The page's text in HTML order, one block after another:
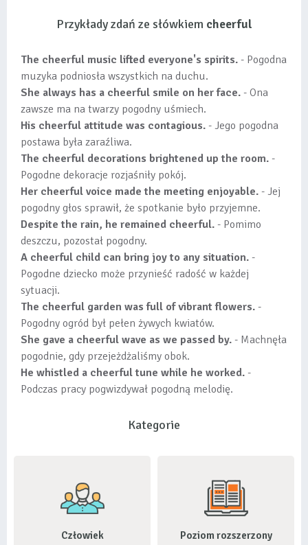
Przykłady zdań ze słówkiem cheerful
The cheerful music lifted everyone's spirits. - Pogodna
muzyka podniosła wszystkich na duchu.
She always has a cheerful smile on her face. - Ona
zawsze ma na twarzy pogodny uśmiech.
His cheerful attitude was contagious. - Jego pogodna
postawa była zaraźliwa.
The cheerful decorations brightened up the room. -
Pogodne dekoracje rozjaśniły pokój.
Her cheerful voice made the meeting enjoyable. - Jej
pogodny głos sprawił, że spotkanie było przyjemne.
Despite the rain, he remained cheerful. - Pomimo
deszczu, pozostał pogodny.
A cheerful child can bring joy to any situation. -
Pogodne dziecko może przynieść radość w każdej
sytuacji.
The cheerful garden was full of vibrant flowers. -
Pogodny ogród był pełen żywych kwiatów.
She gave a cheerful wave as we passed by. - Machnęła
pogodnie, gdy przejeżdżaliśmy obok.
He whistled a cheerful tune while he worked. -
Podczas pracy pogwizdywał pogodną melodię.
Kategorie
Człowiek Poziom rozszerzony